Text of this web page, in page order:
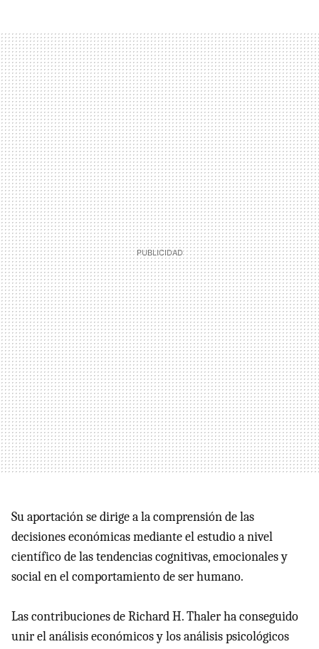
Su aportación se dirige a la comprensión de las
decisiones económicas mediante el estudio a nivel
científico de las tendencias cognitivas, emocionales y
social en el comportamiento de ser humano.
Las contribuciones de Richard H. Thaler ha conseguido
unir el análisis económicos y los análisis psicológicos